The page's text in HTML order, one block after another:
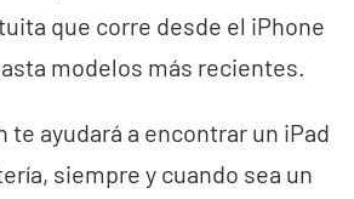
que corre desde el iPhone
modelos más recientes.
te ayudará a encontrar un iPad
siempre y cuando sea un